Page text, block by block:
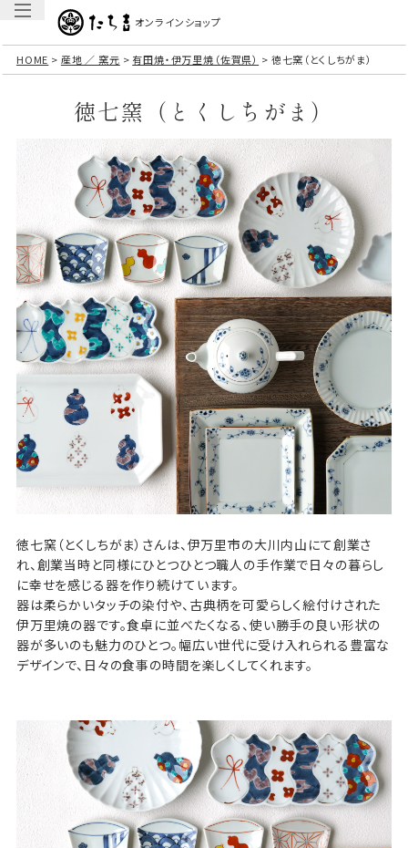
オンラインショップ
HOME 産地 ／ 窯元 有田焼・伊万里焼（佐賀県） 徳七窯（とくしちがま）
徳七窯（とくしちがま）
徳七窯（とくしちがま）さんは、伊万里市の大川内山にて創業さ
れ、創業当時と同様にひとつひとつ職人の手作業で日々の暮らし
に幸せを感じる器を作り続けています。
器は柔らかいタッチの染付や、古典柄を可愛らしく絵付けされた
伊万里焼の器です。食卓に並べたくなる、使い勝手の良い形状の
器が多いのも魅力のひとつ。幅広い世代に受け入れられる豊富な
デザインで、日々の食事の時間を楽しくしてくれます。